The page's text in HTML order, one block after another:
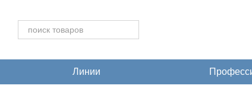
Линии